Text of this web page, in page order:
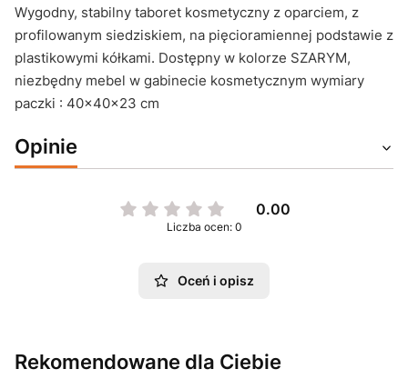
Wygodny, stabilny taboret kosmetyczny z oparciem, z
profilowanym siedziskiem, na pięcioramiennej podstawie z
plastikowymi kółkami. Dostępny w kolorze SZARYM,
niezbędny mebel w gabinecie kosmetycznym wymiary
paczki : 40x40x23 cm
Opinie
0.00
Liczba ocen: 0
Oceń i opisz
Rekomendowane dla Ciebie